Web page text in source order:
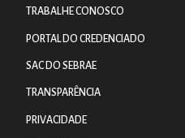
TRABALHE CONOSCO
PORTAL DO CREDENCIADO
SAC DO SEBRAE
TRANSPARÊNCIA
PRIVACIDADE